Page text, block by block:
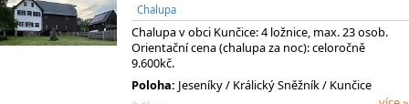
Chalupa
Chalupa v obci Kunčice: 4 ložnice, max. 23 osob.
Orientační cena (chalupa za noc): celoročně
9.600kč.
Poloha: Jeseníky/ Králický Sněžník/ Kunčice